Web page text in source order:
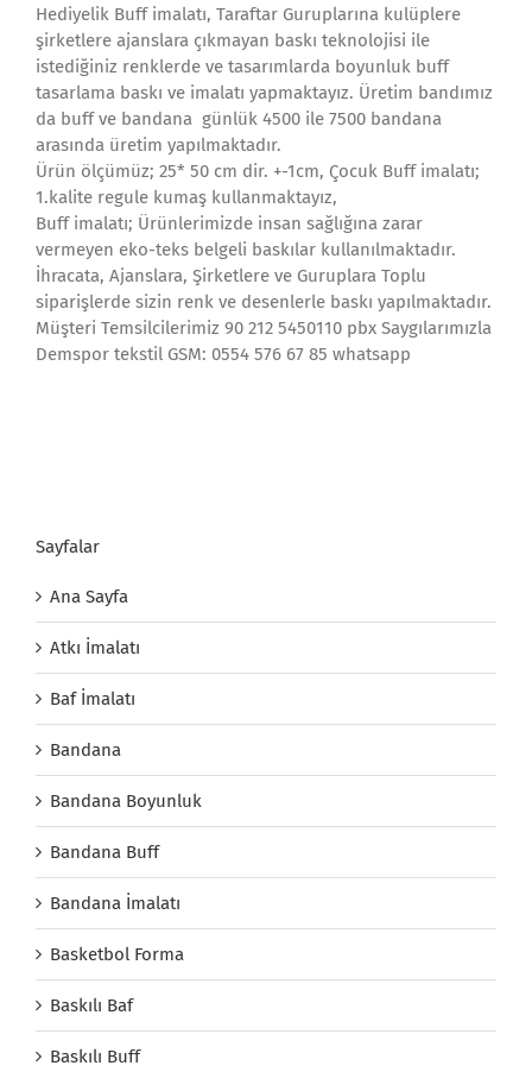
Hediyelik Buff imalatı, Taraftar Guruplarına kulüplere
şirketlere ajanslara çıkmayan baskı teknolojisi ile
istediğiniz renklerde ve tasarımlarda boyunluk buff
tasarlama baskı ve imalatı yapmaktayız. Üretim bandımız
da buff ve bandana günlük 4500 ile 7500 bandana
arasında üretim yapılmaktadır.
Ürün ölçümüz; 25* 50 cm dir. +-1cm, Çocuk Buff imalatı;
1.kalite regule kumaş kullanmaktayız,
Buff imalatı; Ürünlerimizde insan sağlığına zarar
vermeyen eko-teks belgeli baskılar kullanılmaktadır.
İhracata, Ajanslara, Şirketlere ve Guruplara Toplu
siparişlerde sizin renk ve desenlerle baskı yapılmaktadır.
Müşteri Temsilcilerimiz 90 212 5450110 pbx Saygılarımızla
Demspor tekstil GSM: 0554 576 67 85 whatsapp
Sayfalar
Ana Sayfa
Atkı İmalatı
Baf İmalatı
Bandana
Bandana Boyunluk
Bandana Buff
Bandana İmalatı
Basketbol Forma
Baskılı Baf
Baskılı Buff